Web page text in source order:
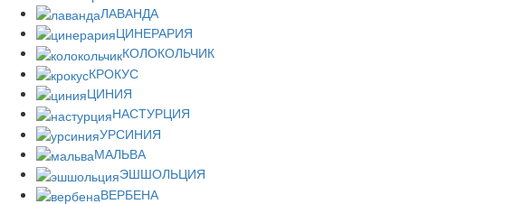
ЛАВАНДА
ЦИНЕРАРИЯ
КОЛОКОЛЬЧИК
КРОКУС
ЦИНИЯ
НАСТУРЦИЯ
УРСИНИЯ
МАЛЬВА
ЭШШОЛЬЦИЯ
ВЕРБЕНА